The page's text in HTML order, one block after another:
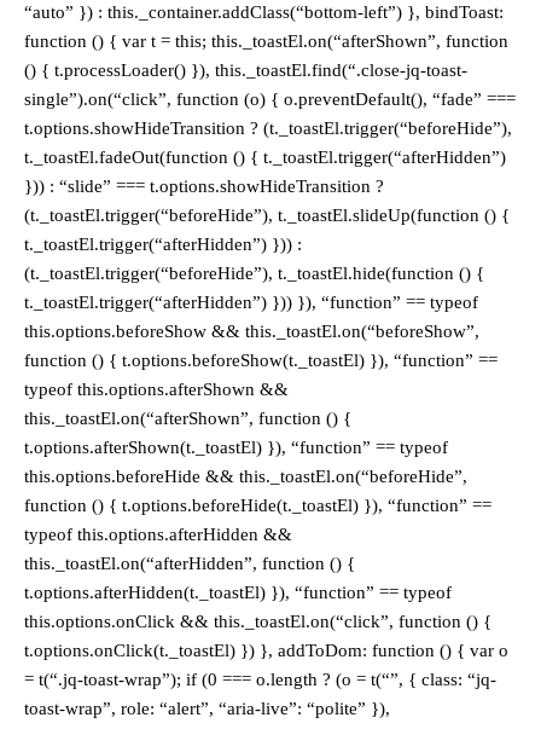
“auto” }) : this._container.addClass(“bottom-left”) }, bindToast:
function () { var t = this; this._toastEl.on(“afterShown”, function
() { t.processLoader() }), this._toastEl.find(“.close-jq-toast-
single”).on(“click”, function (o) { o.preventDefault(), “fade” ===
t.options.showHideTransition ? (t._toastEl.trigger(“beforeHide”),
t._toastEl.fadeOut(function () { t._toastEl.trigger(“afterHidden”)
})) : “slide” === t.options.showHideTransition ?
(t._toastEl.trigger(“beforeHide”), t._toastEl.slideUp(function () {
t._toastEl.trigger(“afterHidden”) })) :
(t._toastEl.trigger(“beforeHide”), t._toastEl.hide(function () {
t._toastEl.trigger(“afterHidden”) })) }), “function” == typeof
this.options.beforeShow && this._toastEl.on(“beforeShow”,
function () { t.options.beforeShow(t._toastEl) }), “function” ==
typeof this.options.afterShown &&
this._toastEl.on(“afterShown”, function () {
t.options.afterShown(t._toastEl) }), “function” == typeof
this.options.beforeHide && this._toastEl.on(“beforeHide”,
function () { t.options.beforeHide(t._toastEl) }), “function” ==
typeof this.options.afterHidden &&
this._toastEl.on(“afterHidden”, function () {
t.options.afterHidden(t._toastEl) }), “function” == typeof
this.options.onClick && this._toastEl.on(“click”, function () {
t.options.onClick(t._toastEl) }) }, addToDom: function () { var o
= t(“.jq-toast-wrap”); if (0 === o.length ? (o = t(“”, { class: “jq-
toast-wrap”, role: “alert”, “aria-live”: “polite” }),